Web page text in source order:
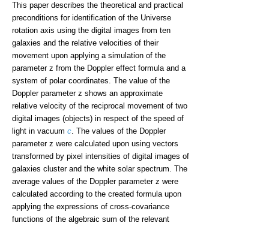
This paper describes the theoretical and practical
preconditions for identification of the Universe
rotation axis using the digital images from ten
galaxies and the relative velocities of their
movement upon applying a simulation of the
parameter z from the Doppler effect formula and a
system of polar coordinates. The value of the
Doppler parameter z shows an approximate
relative velocity of the reciprocal movement of two
digital images (objects) in respect of the speed of
light in vacuum c. The values of the Doppler
parameter z were calculated upon using vectors
transformed by pixel intensities of digital images of
galaxies cluster and the white solar spectrum. The
average values of the Doppler parameter z were
calculated according to the created formula upon
applying the expressions of cross-covariance
functions of the algebraic sum of the relevant